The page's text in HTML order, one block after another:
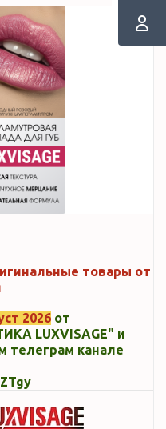
товары от
2026 от
LUXVISAGE" и
телеграм канале